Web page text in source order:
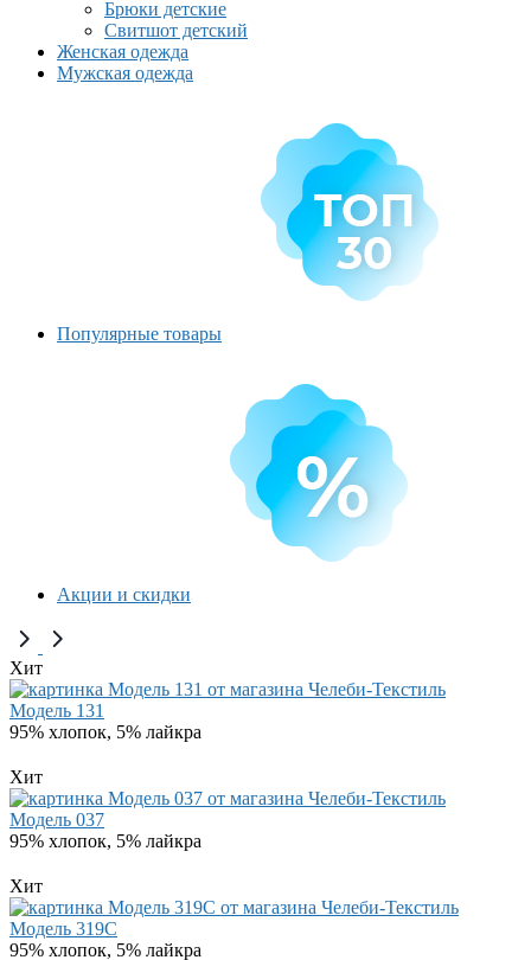
Брюки детские
Свитшот детский
Женская одежда
Мужская одежда
Популярные товары
Акции и скидки
Хит
Модель 131
95% хлопок, 5% лайкра
Хит
Модель 037
95% хлопок, 5% лайкра
Хит
Модель 319C
95% хлопок, 5% лайкра